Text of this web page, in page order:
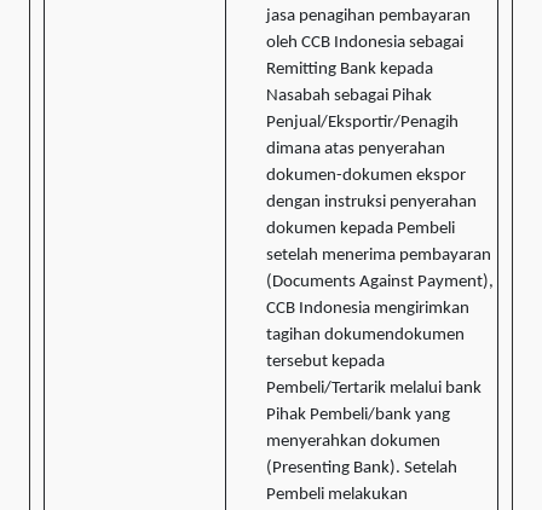
jasa penagihan pembayaran
oleh CCB Indonesia sebagai
Remitting Bank kepada
Nasabah sebagai Pihak
Penjual/Eksportir/Penagih
dimana atas penyerahan
dokumen-dokumen ekspor
dengan instruksi penyerahan
dokumen kepada Pembeli
setelah menerima pembayaran
(Documents Against Payment),
CCB Indonesia mengirimkan
tagihan dokumendokumen
tersebut kepada
Pembeli/Tertarik melalui bank
Pihak Pembeli/bank yang
menyerahkan dokumen
(Presenting Bank). Setelah
Pembeli melakukan